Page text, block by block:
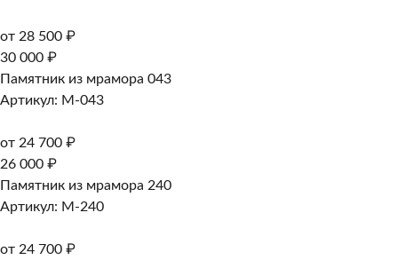
от 28 500 ₽
30 000 ₽
Памятник из мрамора 043
Артикул: M-043
от 24 700 ₽
26 000 ₽
Памятник из мрамора 240
Артикул: M-240
от 24 700 ₽